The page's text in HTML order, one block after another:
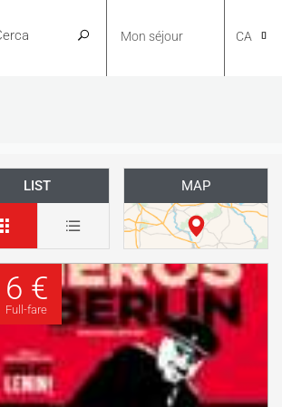
CA
FR
Mon séjour
LIST MAP
6 €
Full-fare